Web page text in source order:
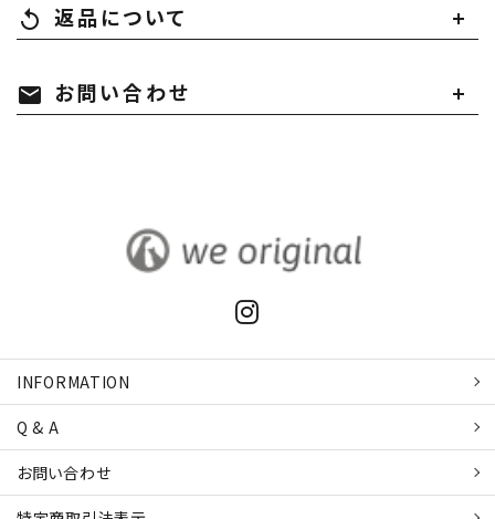
replay 返品について
mail お問い合わせ
INFORMATION
Q & A
お問い合わせ